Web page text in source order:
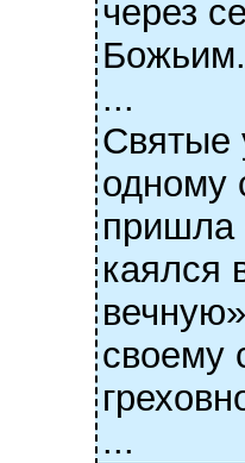
через
Божьим.
...
Святые
одному
пришла
каялся
своему
...